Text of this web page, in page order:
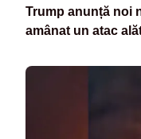
Trump anunță noi
amânat un atac